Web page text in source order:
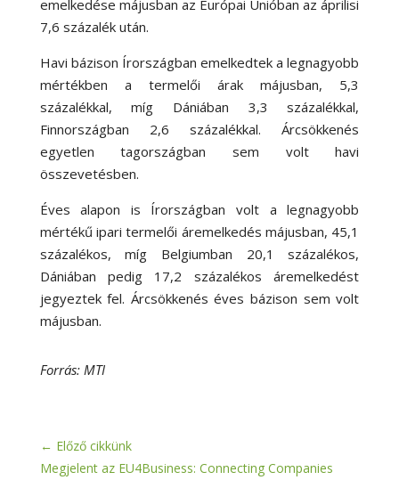
emelkedése májusban az Európai Unióban az áprilisi
7,6 százalék után.
Havi bázison Írországban emelkedtek a legnagyobb
mértékben a termelői árak májusban, 5,3
százalékkal, míg Dániában 3,3 százalékkal,
Finnországban 2,6 százalékkal. Árcsökkenés
egyetlen tagországban sem volt havi
összevetésben.
Éves alapon is Írországban volt a legnagyobb
mértékű ipari termelői áremelkedés májusban, 45,1
százalékos, míg Belgiumban 20,1 százalékos,
Dániában pedig 17,2 százalékos áremelkedést
jegyeztek fel. Árcsökkenés éves bázison sem volt
májusban.
Forrás: MTI
← Előző cikkünk
Megjelent az EU4Business: Connecting Companies